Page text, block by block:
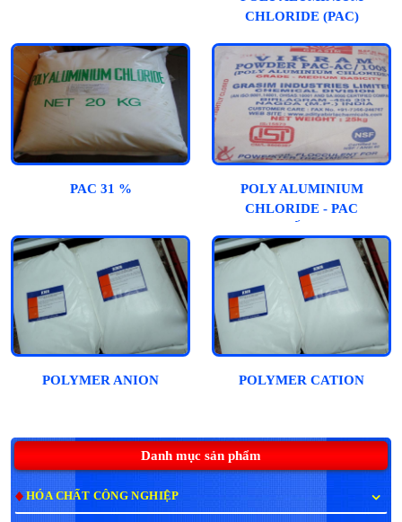
Danh mục sản phẩm
HÓA CHẤT CÔNG NGHIỆP
CHLORIDE (PAC)
PAC 31 %
POLY ALUMINIUM
CHLORIDE - PAC
POLYMER ANION POLYMER CATION